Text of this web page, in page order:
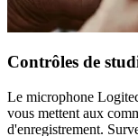
Contrôles de
Le microphone
vous mettent aux
d'enregistrement.